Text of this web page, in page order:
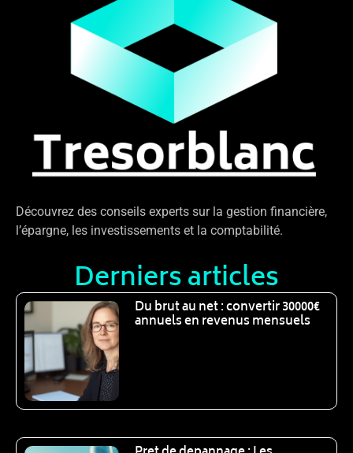
Découvrez des conseils experts sur la gestion financière,
l’épargne, les investissements et la comptabilité.
Derniers articles
Du brut au net : convertir 30000€
annuels en revenus mensuels